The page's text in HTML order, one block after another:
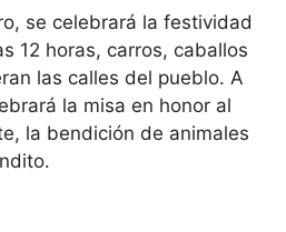
se celebrará la festividad
12 horas, carros, caballos
las calles del pueblo. A
la misa en honor al
la bendición de animales